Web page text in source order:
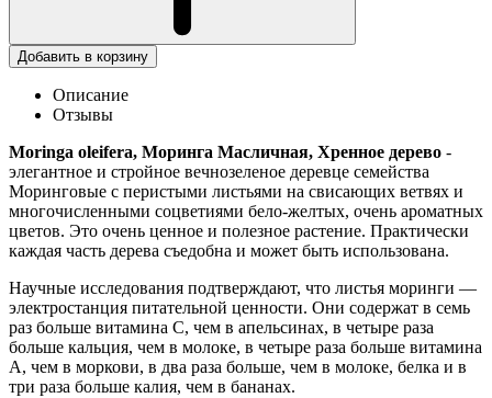
Добавить в корзину
Описание
Отзывы
Moringa oleifera, Моринга Масличная, Хренное дерево -
элегантное и стройное вечнозеленое деревце семейства
Моринговые с перистыми листьями на свисающих ветвях и
многочисленными соцветиями бело-желтых, очень ароматных
цветов. Это очень ценное и полезное растение. Практически
каждая часть дерева съедобна и может быть использована.
Научные исследования подтверждают, что листья моринги —
электростанция питательной ценности. Они содержат в семь
раз больше витамина С, чем в апельсинах, в четыре раза
больше кальция, чем в молоке, в четыре раза больше витамина
А, чем в моркови, в два раза больше, чем в молоке, белка и в
три раза больше калия, чем в бананах.